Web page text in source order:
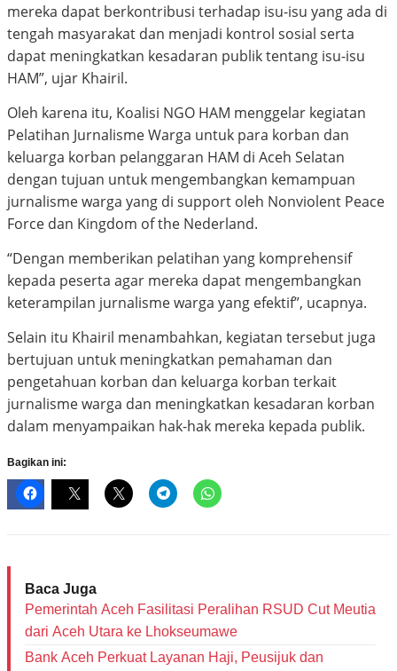
mereka dapat berkontribusi terhadap isu-isu yang ada di
tengah masyarakat dan menjadi kontrol sosial serta
dapat meningkatkan kesadaran publik tentang isu-isu
HAM”, ujar Khairil.
Oleh karena itu, Koalisi NGO HAM menggelar kegiatan
Pelatihan Jurnalisme Warga untuk para korban dan
keluarga korban pelanggaran HAM di Aceh Selatan
dengan tujuan untuk mengembangkan kemampuan
jurnalisme warga yang di support oleh Nonviolent Peace
Force dan Kingdom of the Nederland.
“Dengan memberikan pelatihan yang komprehensif
kepada peserta agar mereka dapat mengembangkan
keterampilan jurnalisme warga yang efektif”, ucapnya.
Selain itu Khairil menambahkan, kegiatan tersebut juga
bertujuan untuk meningkatkan pemahaman dan
pengetahuan korban dan keluarga korban terkait
jurnalisme warga dan meningkatkan kesadaran korban
dalam menyampaikan hak-hak mereka kepada publik.
Bagikan ini:
Baca Juga
Pemerintah Aceh Fasilitasi Peralihan RSUD Cut Meutia
dari Aceh Utara ke Lhokseumawe
Bank Aceh Perkuat Layanan Haji, Peusijuk dan